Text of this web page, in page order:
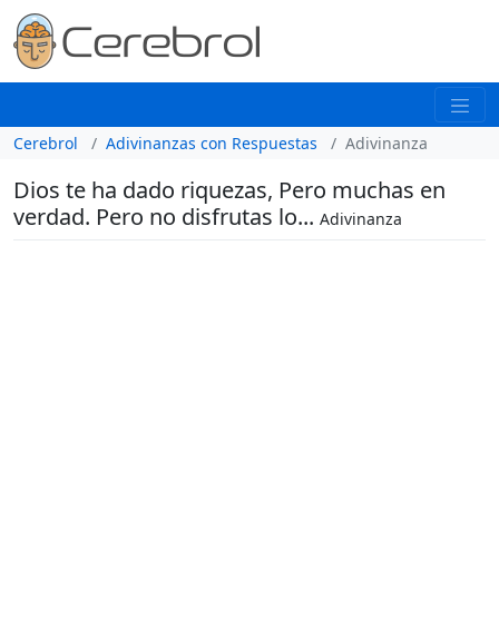
Cerebrol Adivinanzas con Respuestas Adivinanza
Dios te ha dado riquezas, Pero muchas en
verdad. Pero no disfrutas lo... Adivinanza